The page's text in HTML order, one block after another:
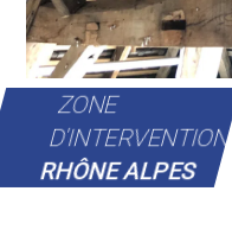
ZONE
D'INTERVENTION
RHÔNE ALPES